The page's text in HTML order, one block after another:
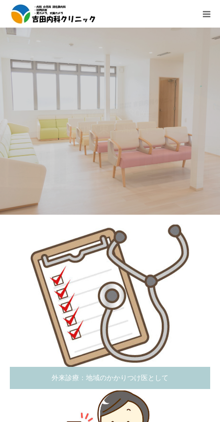
犬山の地に30年
犬山駅東 梅坪に
地域の皆様の健康を、これまでも、
これからも
外来診療：地域のかかりつけ医として
外来診療のご案内
内視鏡検査の紹介
医療機器紹介
アクセス
求人情報